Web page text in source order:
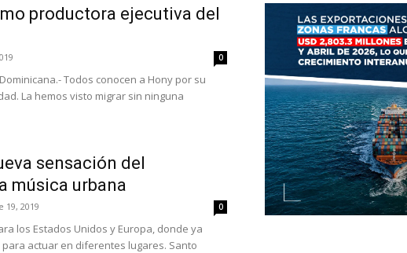
productora ejecutiva del
0
Todos conocen a Hony por su
La hemos visto migrar sin ninguna
sensación del
música urbana
19, 2019 0
los Estados Unidos y Europa, donde ya
actuar en diferentes lugares. Santo